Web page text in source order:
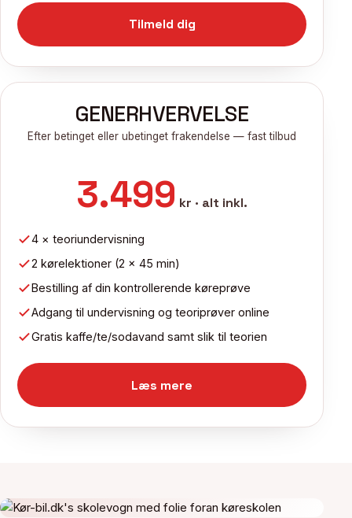
Tilmeld dig
GENERHVERVELSE
Efter betinget eller ubetinget frakendelse — fast tilbud
3.499 kr · alt inkl.
4 × teoriundervisning
2 kørelektioner (2 × 45 min)
Bestilling af din kontrollerende køreprøve
Adgang til undervisning og teoriprøver online
Gratis kaffe/te/sodavand samt slik til teorien
Læs mere